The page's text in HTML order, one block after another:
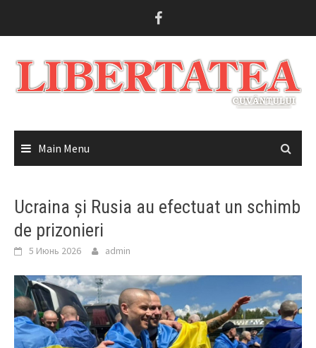
Main Menu
Ucraina și Rusia au efectuat un schimb
de prizonieri
5 Июнь 2026 admin